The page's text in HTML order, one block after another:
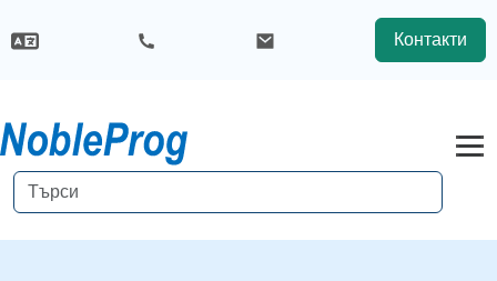
Контакти